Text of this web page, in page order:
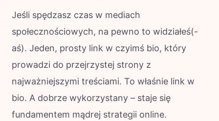
Jeśli spędzasz czas w mediach
społecznościowych, na pewno to widziałeś(-
aś). Jeden, prosty link w czyimś bio, który
prowadzi do przejrzystej strony z
najważniejszymi treściami. To właśnie link w
bio. A dobrze wykorzystany – staje się
fundamentem mądrej strategii online.